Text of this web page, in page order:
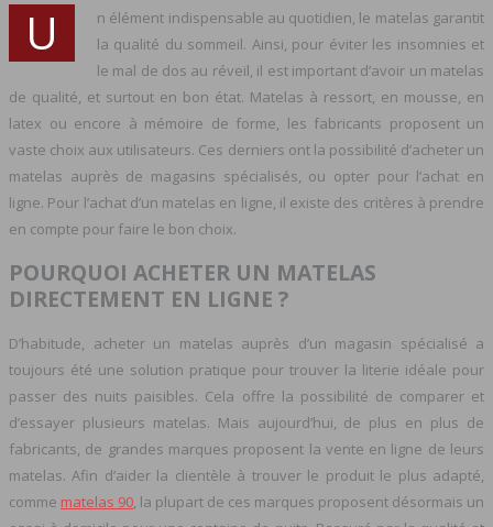
U
n élément indispensable au quotidien, le matelas garantit
la qualité du sommeil. Ainsi, pour éviter les insomnies et
le mal de dos au réveil, il est important d’avoir un matelas
de qualité, et surtout en bon état. Matelas à ressort, en mousse, en
latex ou encore à mémoire de forme, les fabricants proposent un
vaste choix aux utilisateurs. Ces derniers ont la possibilité d’acheter un
matelas auprès de magasins spécialisés, ou opter pour l’achat en
ligne. Pour l’achat d’un matelas en ligne, il existe des critères à prendre
en compte pour faire le bon choix.
POURQUOI ACHETER UN MATELAS
DIRECTEMENT EN LIGNE ?
D’habitude, acheter un matelas auprès d’un magasin spécialisé a
toujours été une solution pratique pour trouver la literie idéale pour
passer des nuits paisibles. Cela offre la possibilité de comparer et
d’essayer plusieurs matelas. Mais aujourd’hui, de plus en plus de
fabricants, de grandes marques proposent la vente en ligne de leurs
matelas. Afin d’aider la clientèle à trouver le produit le plus adapté,
comme matelas 90, la plupart de ces marques proposent désormais un